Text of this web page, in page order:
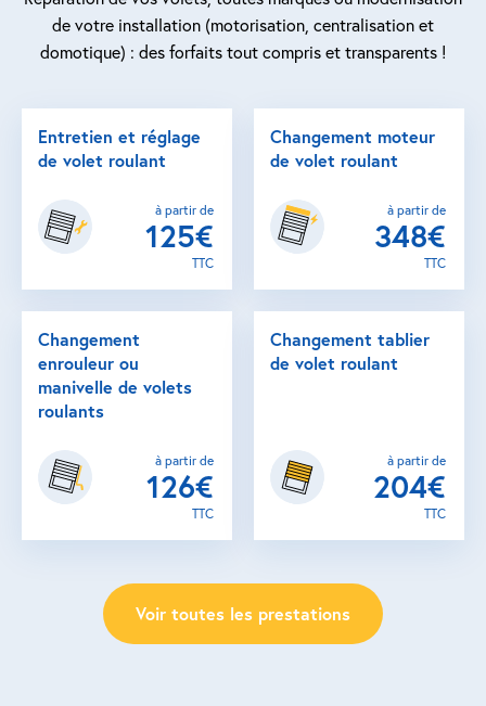
de votre installation (motorisation, centralisation et
domotique) : des forfaits tout compris et transparents !
Entretien et réglage
de volet roulant
à partir de
125€
TTC
Changement moteur
de volet roulant
à partir de
348€
TTC
Changement
enrouleur ou
manivelle de volets
roulants
à partir de
126€
TTC
Changement tablier
de volet roulant
à partir de
204€
TTC
Voir toutes les prestations